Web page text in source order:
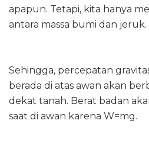
apapun. Tetapi, kita hanya
antara massa bumi dan jeruk.
Sehingga, percepatan
berada di atas awan akan
dekat tanah. Berat badan
saat di awan karena W=mg.